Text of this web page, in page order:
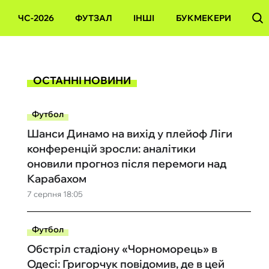
ЧС-2026 ФУТЗАЛ ІНШІ БУКМЕКЕРИ
ОСТАННІ НОВИНИ
Футбол
7 серпня 18:05
Шанси Динамо на вихід у плейоф Ліги
конференцій зросли: аналітики
оновили прогноз після перемоги над
Карабахом
Футбол
Обстріл стадіону «Чорноморець» в
Одесі: Григорчук повідомив, де в цей